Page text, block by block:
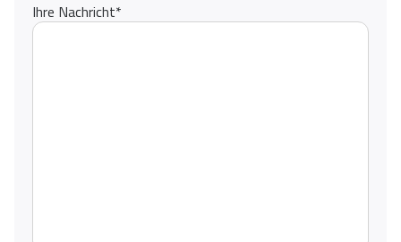
Ihre Nachricht*